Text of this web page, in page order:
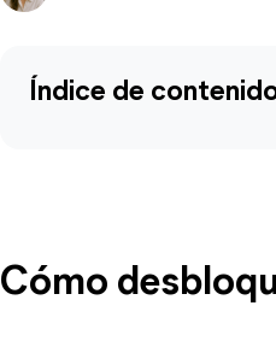
Índice de
Cómo